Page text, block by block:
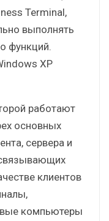
Terminal,
выполнять
функций.
XP
работают
основных
сервера и
клиентов
компьютеры